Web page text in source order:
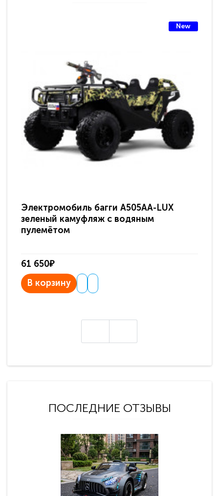
New
Электромобиль багги A505AA-LUX
зеленый камуфляж с водяным
пулемётом
61 650₽
В корзину
ПОСЛЕДНИЕ ОТЗЫВЫ